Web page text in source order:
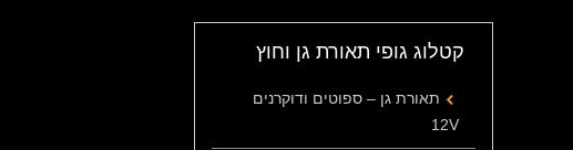
קטלוג גופי תאורת גן וחוץ
תאורת גן – ספוטים ודוקרנים
12V